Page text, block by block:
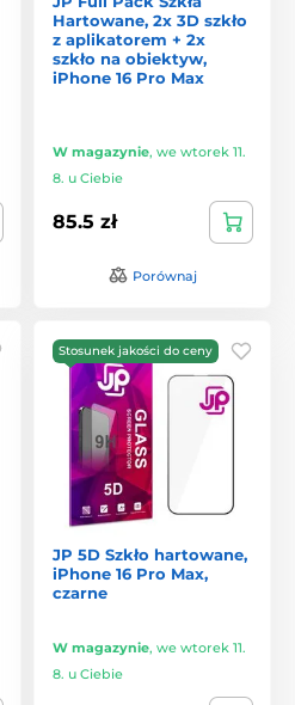
Hartowane, 2x 3D szkło
z aplikatorem + 2x
szkło na obiektyw,
iPhone 16 Pro Max
W magazynie, we wtorek 11.
8. u Ciebie
85.5 zł
Porównaj
Stosunek jakości do ceny
JP 5D Szkło hartowane,
iPhone 16 Pro Max,
czarne
W magazynie, we wtorek 11.
8. u Ciebie